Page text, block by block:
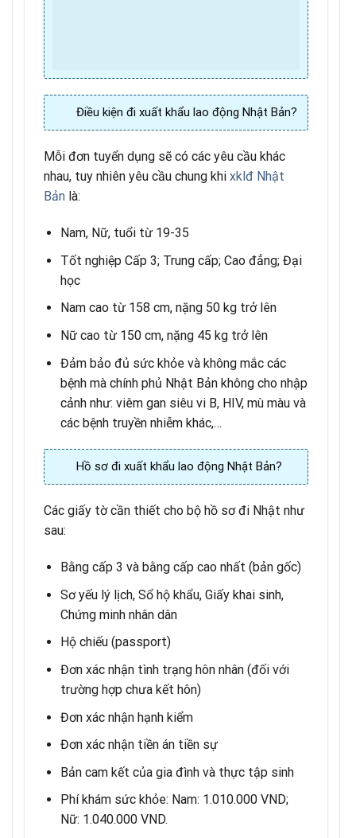
Điều kiện đi xuất khẩu lao động Nhật Bản?
Mỗi đơn tuyển dụng sẽ có các yêu cầu khác
nhau, tuy nhiên yêu cầu chung khi xklđ Nhật
Bản là:
Nam, Nữ, tuổi từ 19-35
Tốt nghiệp Cấp 3; Trung cấp; Cao đẳng; Đại
học
Nam cao từ 158 cm, nặng 50 kg trở lên
Nữ cao từ 150 cm, nặng 45 kg trở lên
Đảm bảo đủ sức khỏe và không mắc các
bệnh mà chính phủ Nhật Bản không cho nhập
cảnh như: viêm gan siêu vi B, HIV, mù màu và
các bệnh truyền nhiễm khác,…
Hồ sơ đi xuất khẩu lao động Nhật Bản?
Các giấy tờ cần thiết cho bộ hồ sơ đi Nhật như
sau:
Bằng cấp 3 và bằng cấp cao nhất (bản gốc)
Sơ yếu lý lịch, Sổ hộ khẩu, Giấy khai sinh,
Chứng minh nhân dân
Hộ chiếu (passport)
Đơn xác nhận tình trạng hôn nhân (đối với
trường hợp chưa kết hôn)
Đơn xác nhận hạnh kiểm
Đơn xác nhận tiền án tiền sự
Bản cam kết của gia đình và thực tập sinh
Phí khám sức khỏe: Nam: 1.010.000 VND;
Nữ: 1.040.000 VND.